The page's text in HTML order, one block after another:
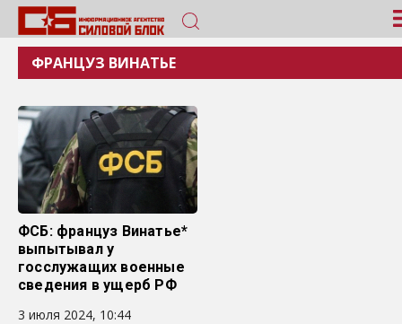
ФРАНЦУЗ ВИНАТЬЕ
ФСБ: француз Винатье*
выпытывал у
госслужащих военные
сведения в ущерб РФ
3 июля 2024, 10:44